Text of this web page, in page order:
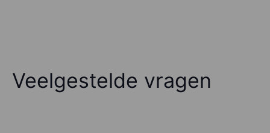
Veelgestelde vragen